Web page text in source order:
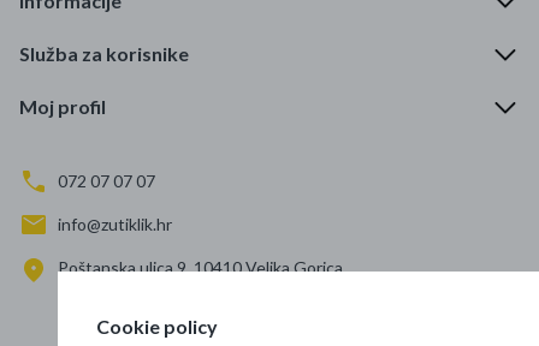
Služba za korisnike
Moj profil
072 07 07 07
info@zutiklik.hr
Poštanska ulica 9, 10410 Velika Gorica
Cookie policy